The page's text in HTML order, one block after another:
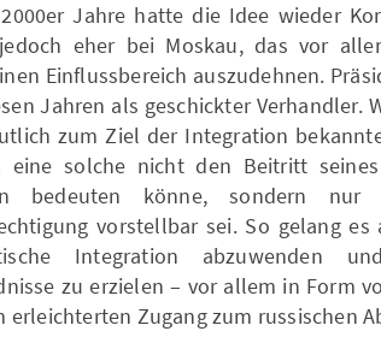
Jahre hatte die Idee wieder
eher bei Moskau, das vor
Einflussbereich auszudehnen.
Jahren als geschickter Verhandler.
zum Ziel der Integration
eine solche nicht den Beitritt seines
bedeuten könne, sondern
vorstellbar sei. So gelang es
Integration abzuwenden
zu erzielen – vor allem in Form
erleichterten Zugang zum russischen